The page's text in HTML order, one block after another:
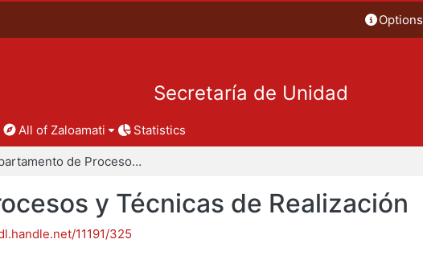
Options
Secretaría de Unidad
All of Zaloamati Statistics
Departamento de Procesos y Técnicas de Realización
y Técnicas de Realización
11191/325